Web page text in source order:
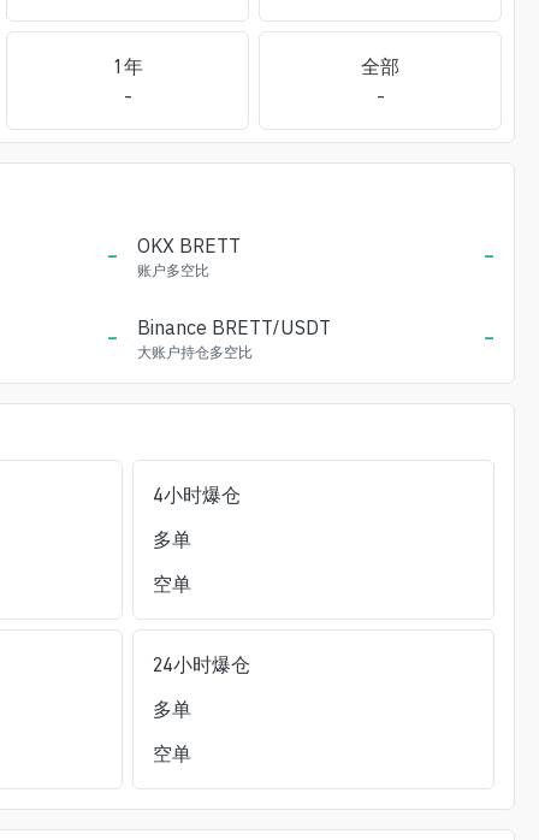
24小时空单爆仓
1年
-
全部
-
- OKX BRETT
账户多空比 -
- Binance BRETT/USDT
大账户持仓多空比 -
4小时爆仓
多单
空单
24小时爆仓
多单
空单